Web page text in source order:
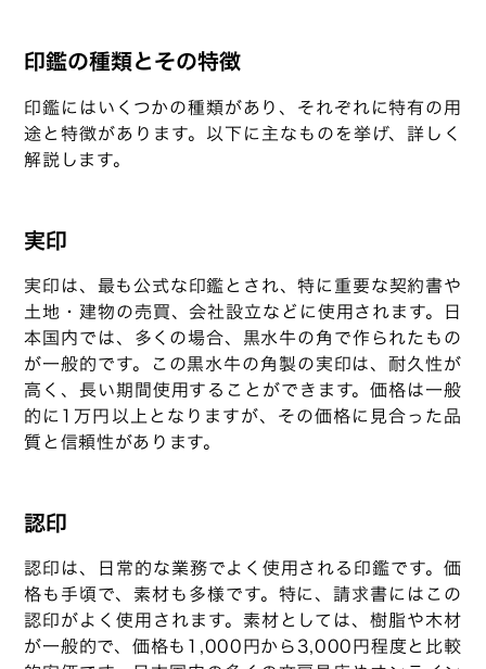
印鑑の種類とその特徴
印鑑にはいくつかの種類があり、それぞれに特有の用
途と特徴があります。以下に主なものを挙げ、詳しく
解説します。
実印
実印は、最も公式な印鑑とされ、特に重要な契約書や
土地・建物の売買、会社設立などに使用されます。日
本国内では、多くの場合、黒水牛の角で作られたもの
が一般的です。この黒水牛の角製の実印は、耐久性が
高く、長い期間使用することができます。価格は一般
的に1万円以上となりますが、その価格に見合った品
質と信頼性があります。
認印
認印は、日常的な業務でよく使用される印鑑です。価
格も手頃で、素材も多様です。特に、請求書にはこの
認印がよく使用されます。素材としては、樹脂や木材
が一般的で、価格も1,000円から3,000円程度と比較